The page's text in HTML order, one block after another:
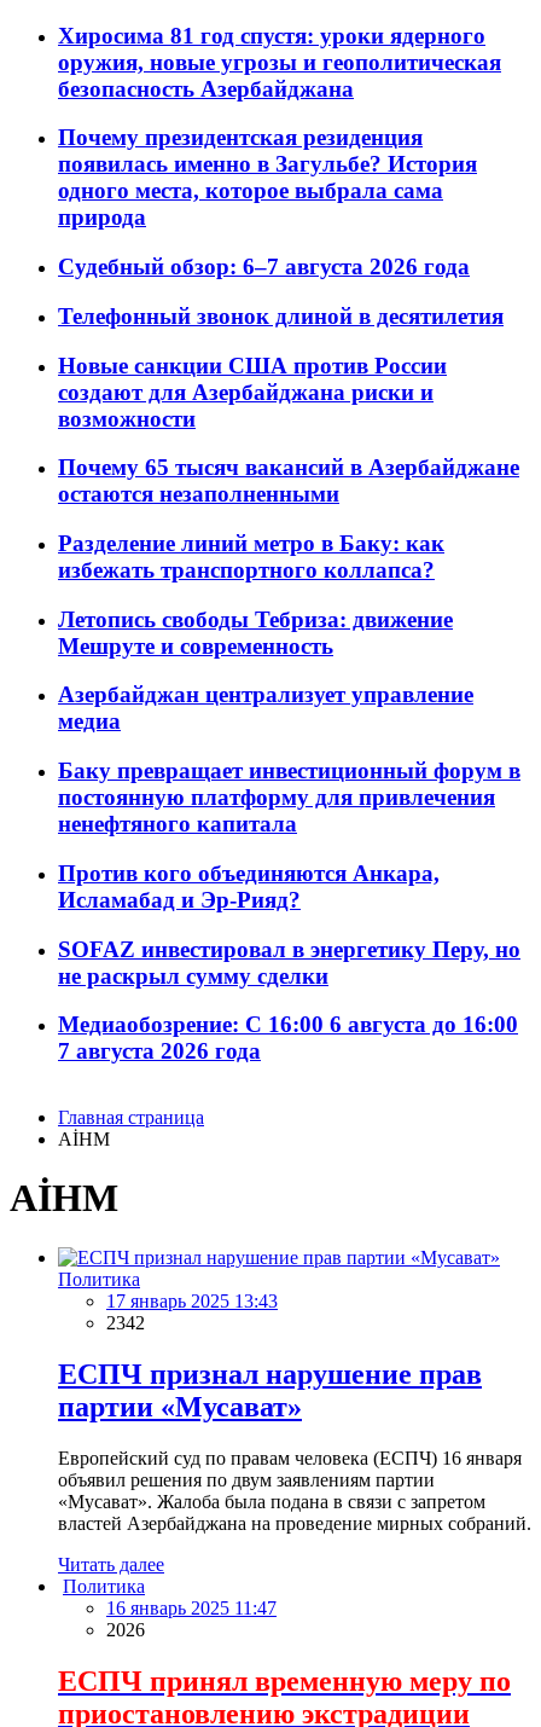
Хиросима 81 год спустя: уроки ядерного
оружия, новые угрозы и геополитическая
безопасность Азербайджана
Почему президентская резиденция
появилась именно в Загульбе? История
одного места, которое выбрала сама
природа
Судебный обзор: 6–7 августа 2026 года
Телефонный звонок длиной в десятилетия
Новые санкции США против России
создают для Азербайджана риски и
возможности
Почему 65 тысяч вакансий в Азербайджане
остаются незаполненными
Разделение линий метро в Баку: как
избежать транспортного коллапса?
Летопись свободы Тебриза: движение
Мешруте и современность
Азербайджан централизует управление
медиа
Баку превращает инвестиционный форум в
постоянную платформу для привлечения
ненефтяного капитала
Против кого объединяются Анкара,
Исламабад и Эр-Рияд?
SOFAZ инвестировал в энергетику Перу, но
не раскрыл сумму сделки
Медиаобозрение: С 16:00 6 августа до 16:00
7 августа 2026 года
Главная страница
AİHM
AİHM
Политика
17 январь 2025 13:43
2342
ЕСПЧ признал нарушение прав
партии «Мусават»
Европейский суд по правам человека (ЕСПЧ) 16 января
объявил решения по двум заявлениям партии
«Мусават». Жалоба была подана в связи с запретом
властей Азербайджана на проведение мирных собраний.
Читать далее
Политика
16 январь 2025 11:47
2026
ЕСПЧ принял временную меру по
приостановлению экстрадиции